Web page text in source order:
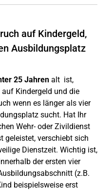
auf Kindergeld,
Ausbildungsplatz
25 Jahren alt ist,
Kindergeld und die
wenn es länger als vier
sucht. Hat Ihr
Wehr- oder Zivildienst
geleistet, verschiebt sich
Dienstzeit. Wichtig ist,
der ersten vier
(z.B.
beispielsweise erst